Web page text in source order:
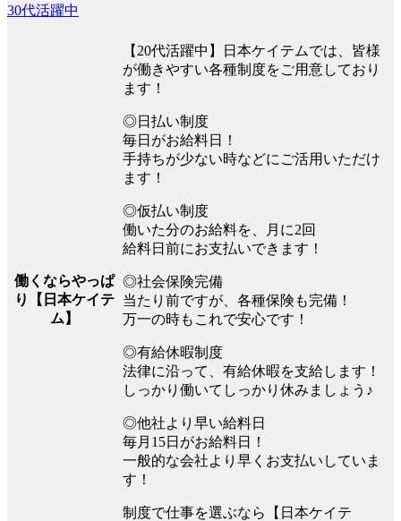
30代活躍中
働くならやっぱ
り【日本ケイテ
ム】
【20代活躍中】日本ケイテムでは、皆様
が働きやすい各種制度をご用意しており
ます！
◎日払い制度
毎日がお給料日！
手持ちが少ない時などにご活用いただけ
ます！
◎仮払い制度
働いた分のお給料を、月に2回
給料日前にお支払いできます！
◎社会保険完備
当たり前ですが、各種保険も完備！
万一の時もこれで安心です！
◎有給休暇制度
法律に沿って、有給休暇を支給します！
しっかり働いてしっかり休みましょう♪
◎他社より早い給料日
毎月15日がお給料日！
一般的な会社より早くお支払いしていま
す！
制度で仕事を選ぶなら【日本ケイテ